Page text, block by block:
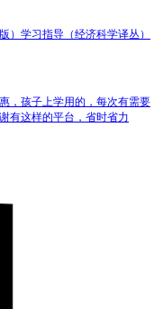
）学习指导（经济科学译丛）
，孩子上学用的，每次有需要
有这样的平台，省时省力